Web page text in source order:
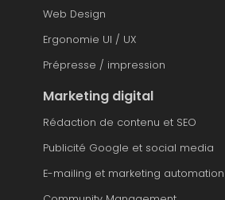
Web Design
Ergonomie UI / UX
Prépresse / impression
Marketing digital
Rédaction de contenu et SEO
Publicité Google et social media
E-mailing et marketing automation